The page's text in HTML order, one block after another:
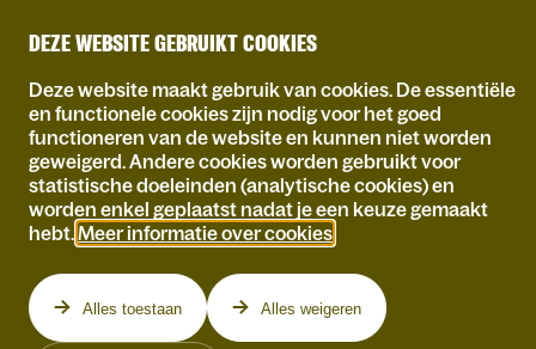
DEZE WEBSITE GEBRUIKT COOKIES
Deze website maakt gebruik van cookies. De essentiële
en functionele cookies zijn nodig voor het goed
functioneren van de website en kunnen niet worden
geweigerd. Andere cookies worden gebruikt voor
statistische doeleinden (analytische cookies) en
worden enkel geplaatst nadat je een keuze gemaakt
hebt. Meer informatie over cookies
Alles toestaan Alles weigeren